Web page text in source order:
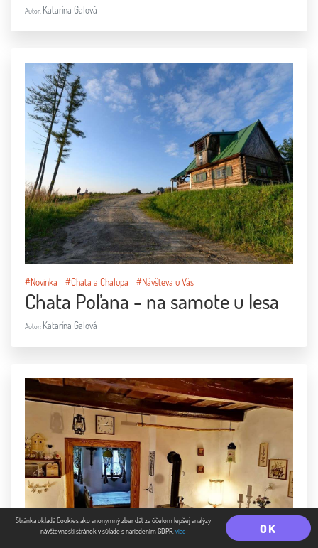
OK
Stránka ukladá Cookies ako anonymný zber dát za účelom lepšej analýzy
návštevnosti stránok v súlade s nariadením GDPR. viac
Autor: Katarína Galová
#Novinka #Chata a Chalupa #Návšteva u Vás
Chata Poľana - na samote u lesa
Autor: Katarína Galová